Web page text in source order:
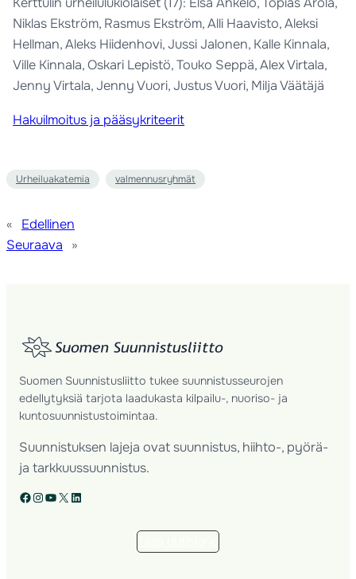
Niklas Ekström, Rasmus Ekström, Alli Haavisto, Aleksi
Hellman, Aleks Hiidenhovi, Jussi Jalonen, Kalle Kinnala,
Ville Kinnala, Oskari Lepistö, Touko Seppä, Alex Virtala,
Jenny Virtala, Jenny Vuori, Justus Vuori, Milja Väätäjä
Hakuilmoitus ja pääsykriteerit
Urheiluakatemia valmennusryhmät
«
Edellinen
Seuraava
»
Suomen Suunnistusliitto tukee suunnistusseurojen
edellytyksiä tarjota laadukasta kilpailu-, nuoriso- ja
kuntosuunnistustoimintaa.
Suunnistuksen lajeja ovat suunnistus, hiihto-, pyörä-
ja tarkkuussuunnistus.
Facebook Instagram YouTube X LinkedIn